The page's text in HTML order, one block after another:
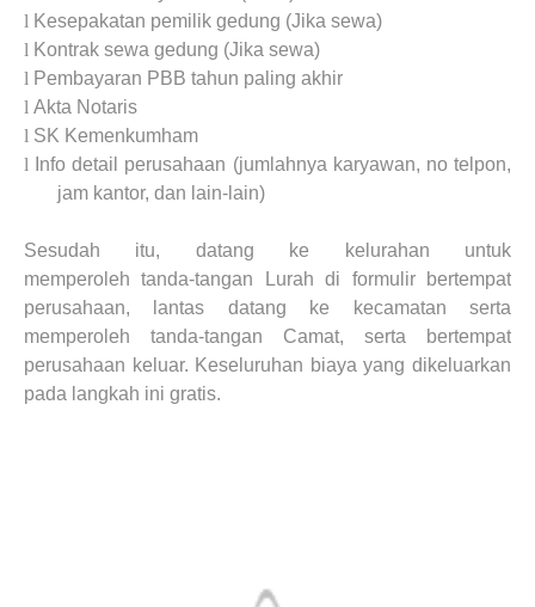
l Kesepakatan pemilik gedung (Jika sewa)
l Kontrak sewa gedung (Jika sewa)
l Pembayaran PBB tahun paling akhir
l Akta Notaris
l SK Kemenkumham
l
Info detail perusahaan (jumlahnya karyawan, no telpon,
jam kantor, dan lain-lain)
Sesudah itu, datang
ke kelurahan untuk
memperolehtanda-tangan Lurah di formulir bertempat
perusahaan, lantas datang
ke kecamatan serta
memperoleh tanda-tangan Camat, serta bertempat
perusahaan keluar. Keseluruhan biaya yang dikeluarkan
pada langkah ini gratis.